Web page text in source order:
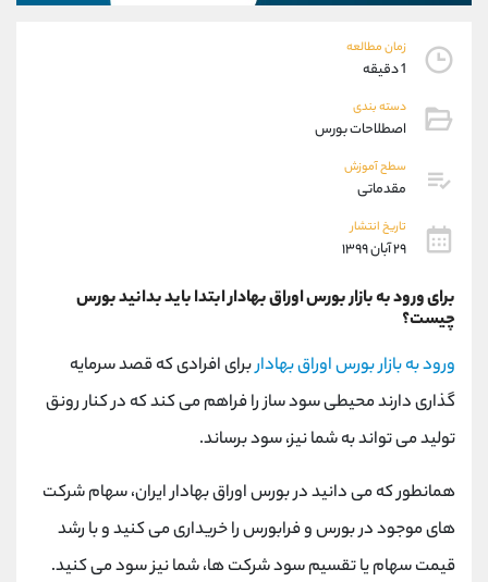
زمان مطالعه
1 دقیقه
دسته بندی
اصطلاحات بورس
سطح آموزش
مقدماتی
تاریخ انتشار
۲۹ آبان ۱۳۹۹
برای ورود به بازار بورس اوراق بهادار ابتدا باید بدانید بورس
چیست؟
ورود به بازار بورس اوراق بهاداربرای افرادی که قصد سرمایه
گذاری دارند محیطی سود ساز را فراهم می کند که در کنار رونق
تولید می تواند به شما نیز، سود برساند.
همانطور که می دانید در بورس اوراق بهادار ایران، سهام شرکت
های موجود در بورس و فرابورس را خریداری می کنید و با رشد
قیمت سهام یا تقسیم سود شرکت ها، شما نیز سود می کنید.
پشتیبان فروش
موبایل
واتساپ
داخلی
اطلاعات تماس (دفتر فروش)
021-22021030
تلفن
اینستاگرام @alireza.mehrabii
کانال تلگرام @alirezamehrabi_com